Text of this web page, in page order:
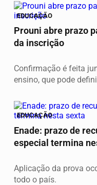
EDUCAÇÃO
Prouni abre prazo
da inscrição
Confirmação é feita
ensino, que pode
EDUCAÇÃO
Enade: prazo de
especial termina
Aplicação da prova
todo o país.